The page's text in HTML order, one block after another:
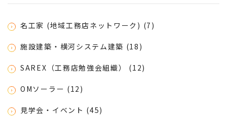
名工家 (地域工務店ネットワーク) (7)
施設建築・横河システム建築 (18)
SAREX（工務店勉強会組織） (12)
OMソーラー (12)
見学会・イベント (45)